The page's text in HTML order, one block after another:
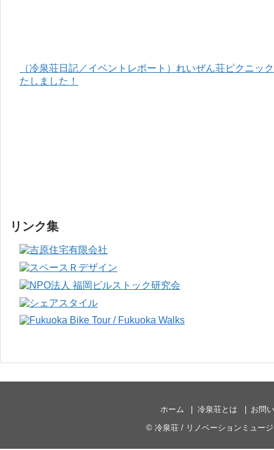
（冷泉荘日記／イベントレポート）れいぜん荘ピクニッ
たしました！
リンク集
ホーム 冷泉荘とは
お問
© 冷泉荘 / リノベーションミュー